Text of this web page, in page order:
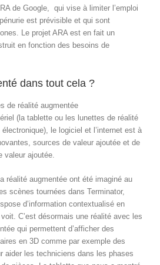
de Google, qui vise à limiter l’emploi
est prévisible et qui sont
Le projet ARA est en fait un
en fonction des besoins de
dans tout cela ?
(la tablette ou les lunettes de réalité
le logiciel et l’internet est à
sources de valeur ajoutée et de
valeur ajoutée.
réalité augmentée ont été imaginé au
scènes tournées dans Terminator,
d’information contextualisé en
C’est désormais une réalité avec les
qui permettent d’afficher des
en 3D comme par exemple des
aider les techniciens dans les phases